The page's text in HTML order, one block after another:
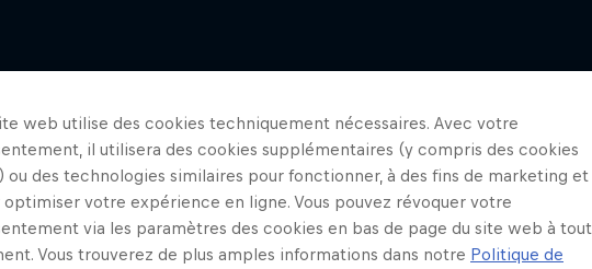
J'en veux encore !
web utilise des cookies techniquement nécessaires. Avec votre
il utilisera des cookies supplémentaires (y compris des cookies
ou des technologies similaires pour fonctionner, à des fins de marketing et
optimiser votre expérience en ligne. Vous pouvez révoquer votre
via les paramètres des cookies en bas de page du site web à tout
Vous trouverez de plus amples informations dans notre Politique de